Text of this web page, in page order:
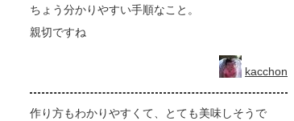
ちょう分かりやすい手順なこと。
親切ですね
kacchon
作り方もわかりやすくて、とても美味しそうで